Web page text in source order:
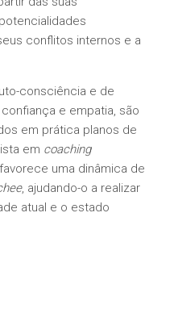
conflitos internos e a
consciência e de
e empatia, são
em prática planos de
em coaching
uma dinâmica de
, ajudando-o a realizar
atual e o estado